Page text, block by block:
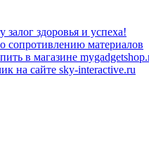
залог здоровья и успеха!
сопротивлению материалов
в магазине
на сайте sky-interactive.ru